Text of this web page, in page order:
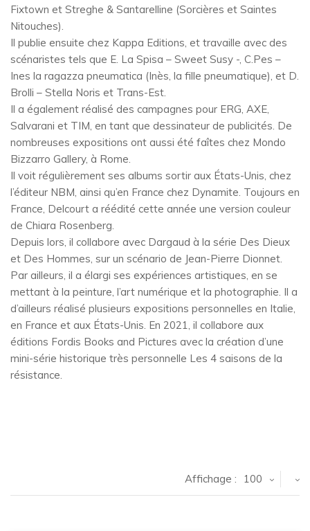
Fixtown et Streghe & Santarelline (Sorcières et Saintes
Nitouches).
Il publie ensuite chez Kappa Editions, et travaille avec des
scénaristes tels que E. La Spisa – Sweet Susy -, C.Pes –
Ines la ragazza pneumatica (Inès, la fille pneumatique), et D.
Brolli – Stella Noris et Trans-Est.
Il a également réalisé des campagnes pour ERG, AXE,
Salvarani et TIM, en tant que dessinateur de publicités. De
nombreuses expositions ont aussi été faîtes chez Mondo
Bizzarro Gallery, à Rome.
Il voit régulièrement ses albums sortir aux États-Unis, chez
l’éditeur NBM, ainsi qu’en France chez Dynamite. Toujours en
France, Delcourt a réédité cette année une version couleur
de Chiara Rosenberg.
Depuis lors, il collabore avec Dargaud à la série Des Dieux
et Des Hommes, sur un scénario de Jean-Pierre Dionnet.
Par ailleurs, il a élargi ses expériences artistiques, en se
mettant à la peinture, l’art numérique et la photographie. Il a
d’ailleurs réalisé plusieurs expositions personnelles en Italie,
en France et aux États-Unis. En 2021, il collabore aux
éditions Fordis Books and Pictures avec la création d’une
mini-série historique très personnelle Les 4 saisons de la
résistance.
Affichage : 100